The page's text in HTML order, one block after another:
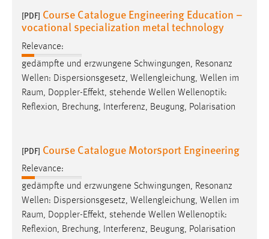
[PDF] Course Catalogue Engineering Education –
vocational specialization metal technology
Relevance:
gedämpfte und erzwungene Schwingungen, Resonanz
Wellen: Dispersionsgesetz, Wellengleichung, Wellen im
Raum, Doppler-Effekt, stehende Wellen Wellenoptik:
Reflexion, Brechung, Interferenz, Beugung, Polarisation
[PDF] Course Catalogue Motorsport Engineering
Relevance:
gedämpfte und erzwungene Schwingungen, Resonanz
Wellen: Dispersionsgesetz, Wellengleichung, Wellen im
Raum, Doppler-Effekt, stehende Wellen Wellenoptik:
Reflexion, Brechung, Interferenz, Beugung, Polarisation